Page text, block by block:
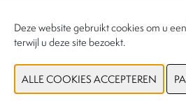
meubelstuk dat een alledaags
stijlvol decoratief object.
Let op:
- Kattenbak niet inbegrepen.
(standaardformaat): 52,5 x 39 cm
- Breedte katteningang: 18 cm
Deze website gebruikt cookies om u
terwijl u deze site bezoekt.